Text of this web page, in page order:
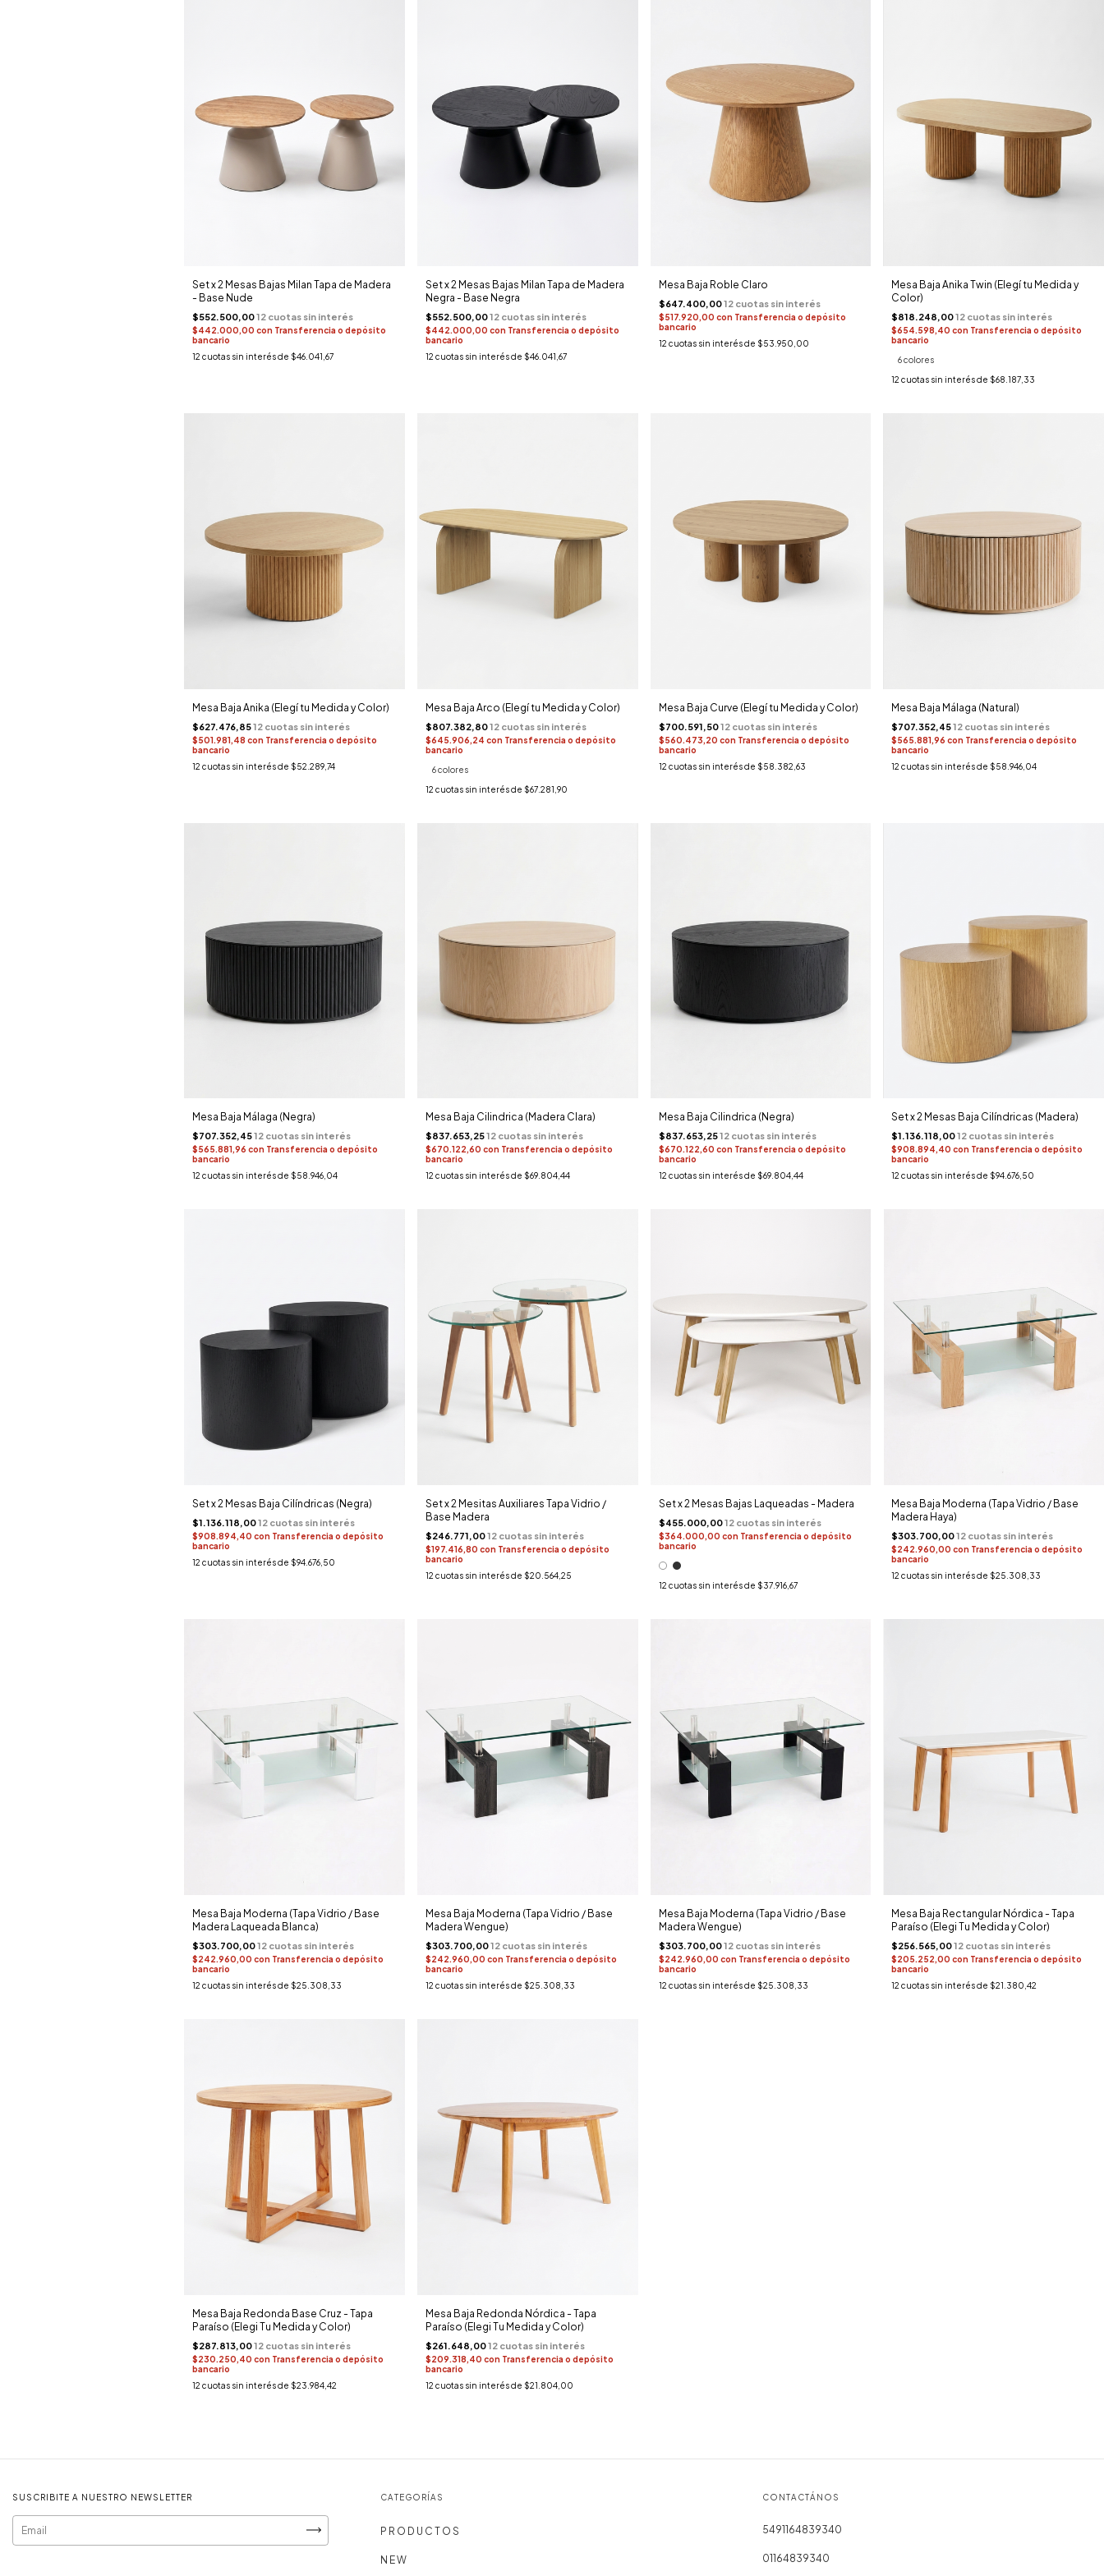
Set x 2 Mesas Bajas Milan Tapa de Madera
- Base Nude
$552.500,00
$442.000,00 con Transferencia o depósito
bancario
12 cuotas sin interés de $46.041,67
Set x 2 Mesas Bajas Milan Tapa de Madera
Negra - Base Negra
$552.500,00
$442.000,00 con Transferencia o depósito
bancario
12 cuotas sin interés de $46.041,67
Mesa Baja Roble Claro
$647.400,00
$517.920,00 con Transferencia o depósito
bancario
12 cuotas sin interés de $53.950,00
Mesa Baja Anika Twin (Elegí tu Medida y
Color)
$818.248,00
$654.598,40con Transferencia o depósito
bancario
6 colores
12 cuotas sin interés de $68.187,33
Mesa Baja Anika (Elegí tu Medida y Color)
$627.476,85
$501.981,48 con Transferencia o depósito
bancario
12 cuotas sin interés de $52.289,74
Mesa Baja Arco (Elegí tu Medida y Color)
$807.382,80
$645.906,24 con Transferencia o depósito
bancario
6 colores
12 cuotas sin interés de $67.281,90
Mesa Baja Curve (Elegí tu Medida y Color)
$700.591,50
$560.473,20 con Transferencia o depósito
bancario
12 cuotas sin interés de $58.382,63
Mesa Baja Málaga (Natural)
$707.352,45
$565.881,96con Transferencia o depósito
bancario
12 cuotas sin interés de $58.946,04
Mesa Baja Málaga (Negra)
$707.352,45
$565.881,96 con Transferencia o depósito
bancario
12 cuotas sin interés de $58.946,04
Mesa Baja Cilindrica (Madera Clara)
$837.653,25
$670.122,60 con Transferencia o depósito
bancario
12 cuotas sin interés de $69.804,44
Mesa Baja Cilindrica (Negra)
$837.653,25
$670.122,60 con Transferencia o depósito
bancario
12 cuotas sin interés de $69.804,44
Set x 2 Mesas Baja Cilíndricas (Madera)
$1.136.118,00
$908.894,40con Transferencia o depósito
bancario
12 cuotas sin interés de $94.676,50
Set x 2 Mesas Baja Cilíndricas (Negra)
$1.136.118,00
$908.894,40 con Transferencia o depósito
bancario
12 cuotas sin interés de $94.676,50
Set x 2 Mesitas Auxiliares Tapa Vidrio /
Base Madera
$246.771,00
$197.416,80 con Transferencia o depósito
bancario
12 cuotas sin interés de $20.564,25
Set x 2 Mesas Bajas Laqueadas - Madera
$455.000,00
$364.000,00 con Transferencia o depósito
bancario
12 cuotas sin interés de $37.916,67
Mesa Baja Moderna (Tapa Vidrio / Base
Madera Haya)
$303.700,00
$242.960,00con Transferencia o depósito
bancario
12 cuotas sin interés de $25.308,33
Mesa Baja Moderna (Tapa Vidrio / Base
Madera Laqueada Blanca)
$303.700,00
$242.960,00 con Transferencia o depósito
bancario
12 cuotas sin interés de $25.308,33
Mesa Baja Moderna (Tapa Vidrio / Base
Madera Wengue)
$303.700,00
$242.960,00 con Transferencia o depósito
bancario
12 cuotas sin interés de $25.308,33
Mesa Baja Moderna (Tapa Vidrio / Base
Madera Wengue)
$303.700,00
$242.960,00 con Transferencia o depósito
bancario
12 cuotas sin interés de $25.308,33
Mesa Baja Rectangular Nórdica - Tapa
Paraíso (Elegi Tu Medida y Color)
$256.565,00
$205.252,00con Transferencia o depósito
bancario
12 cuotas sin interés de $21.380,42
Mesa Baja Redonda Base Cruz - Tapa
Paraíso (Elegi Tu Medida y Color)
$287.813,00
$230.250,40 con Transferencia o depósito
bancario
12 cuotas sin interés de $23.984,42
Mesa Baja Redonda Nórdica - Tapa
Paraíso (Elegi Tu Medida y Color)
$261.648,00
$209.318,40 con Transferencia o depósito
bancario
12 cuotas sin interés de $21.804,00
SUSCRIBITE A NUESTRO NEWSLETTER CATEGORÍAS
P R O D U C T O S
N E W
CONTACTÁNOS
5491164839340
01164839340